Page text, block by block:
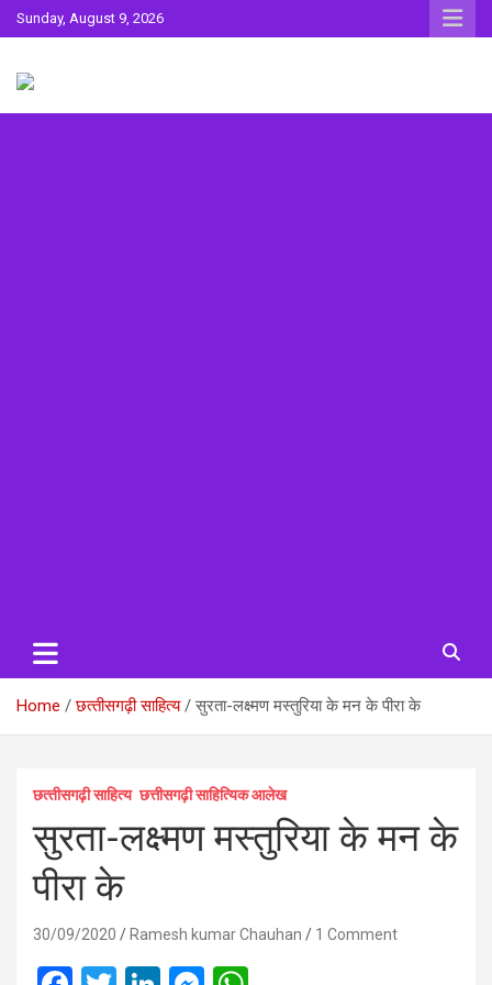
Skip
to
Sunday, August 9, 2026
Surta
Home छत्‍तीसगढ़ी साहित्‍य सुरता-लक्ष्मण मस्तुरिया के मन के पीरा के
छत्‍तीसगढ़ी साहित्‍य छत्तीसगढ़ी साहित्यिक आलेख
सुरता-लक्ष्मण मस्तुरिया के मन के
पीरा के
30/09/2020 Ramesh kumar Chauhan 1 Comment